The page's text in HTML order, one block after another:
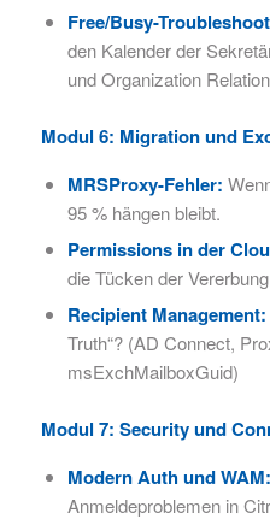
Free/Busy-
den Kalender der
und Organization
Modul 6: Migration und
MRSProxy-Fehler:
95 % hängen bleibt.
Permissions in der
die Tücken der
Recipient Management:
Truth“? (AD Connect,
msExchMailboxGuid)
Modul 7: Security und
Modern Auth und WAM:
Anmeldeproblemen in